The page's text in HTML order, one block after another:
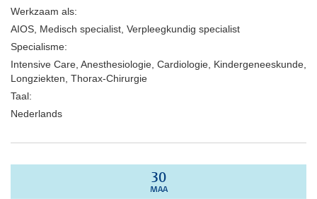
Werkzaam als:
AIOS, Medisch specialist, Verpleegkundig specialist
Specialisme:
Intensive Care, Anesthesiologie, Cardiologie, Kindergeneeskunde,
Longziekten, Thorax-Chirurgie
Taal:
Nederlands
30
MAA